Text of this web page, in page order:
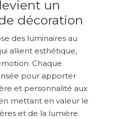
un
décoration
des luminaires au
allient esthétique,
Chaque
pour apporter
et personnalité aux
mettant en valeur le
et de la lumière.